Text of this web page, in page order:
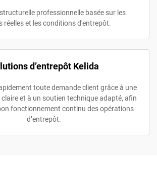
professionnelle basée sur les
réelles et les conditions d'entrepôt.
d’entrepôt Kelida
toute demande client grâce à une
et à un soutien technique adapté, afin
fonctionnement continu des opérations
d’entrepôt.